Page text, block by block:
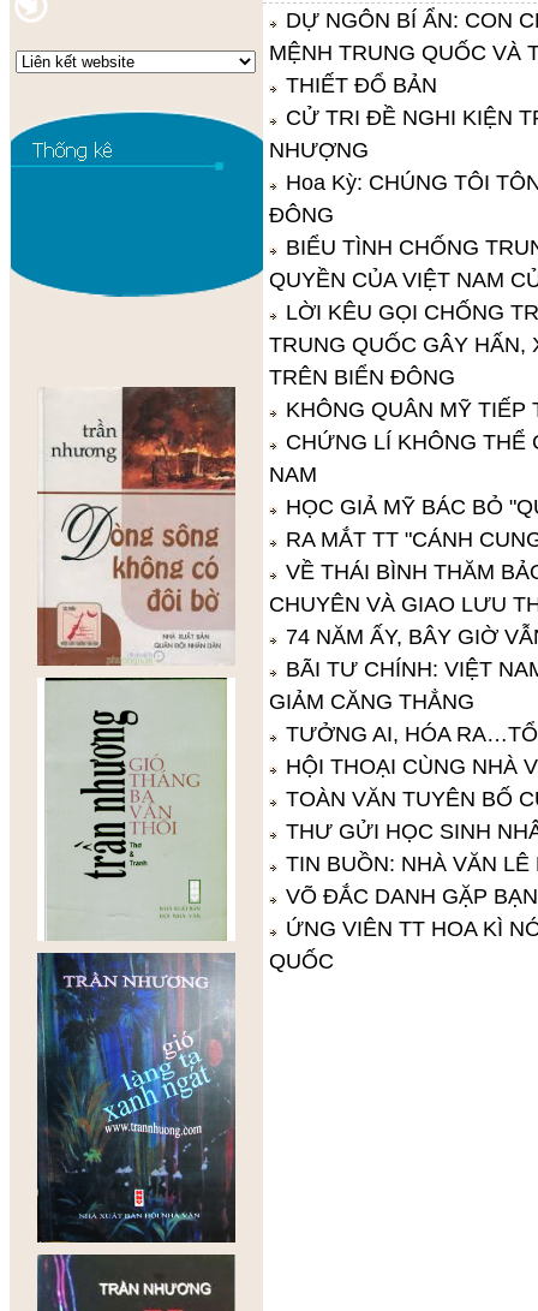
DỰ NGÔN BÍ ẨN: CON
MỆNH TRUNG QUỐC VÀ
THIẾT ĐỔ BẢN
CỬ TRI ĐỀ NGHI KIỆN
NHƯỢNG
Hoa Kỳ: CHÚNG TÔI
ĐÔNG
BIỂU TÌNH CHỐNG
QUYỀN CỦA VIỆT NAM
LỜI KÊU GỌI CHỐNG
TRUNG QUỐC GÂY HẤN,
TRÊN BIỂN ĐÔNG
KHÔNG QUÂN MỸ
CHỨNG LÍ KHÔNG THỂ
NAM
HỌC GIẢ MỸ BÁC BỎ
RA MẮT TT "CÁNH
VỀ THÁI BÌNH THĂM
CHUYÊN VÀ GIAO LƯU
74 NĂM ẤY, BÂY GIỜ
BÃI TƯ CHÍNH: VIỆT
GIẢM CĂNG THẲNG
TƯỞNG AI, HÓA
HỘI THOẠI CÙNG NHÀ
TOÀN VĂN TUYÊN BỐ
THƯ GỬI HỌC SINH
TIN BUỒN: NHÀ VĂN LÊ
VÕ ĐẮC DANH GẶP
ỨNG VIÊN TT HOA KÌ
QUỐC